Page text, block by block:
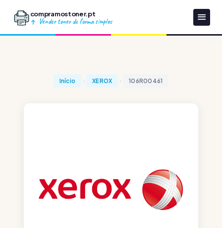
compramostoner.pt
Vender toner de forma simples
Início XEROX 106R00461